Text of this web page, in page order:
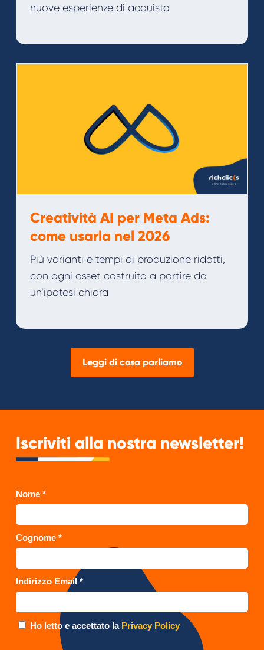
nuove esperienze di acquisto
Creatività AI per Meta Ads:
come usarla nel 2026
Più varianti e tempi di produzione ridotti,
con ogni asset costruito a partire da
un’ipotesi chiara
Leggi di cosa parliamo
Iscriviti alla nostra newsletter!